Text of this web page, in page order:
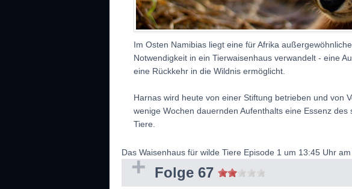
Im Osten Namibias liegt eine für Afrika
Notwendigkeit in ein Tierwaisenhaus verwandelt - eine
eine Rückkehr in die Wildnis ermöglicht.
Harnas wird heute von einer Stiftung betrieben und von
wenige Wochen dauernden Aufenthalts eine Essenz
Tiere.
Das Waisenhaus für wilde Tiere Episode 1 um 13:45 Uhr
Folge 67